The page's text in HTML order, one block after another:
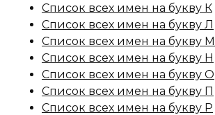
Список всех имен на букву К
Список всех имен на букву Л
Список всех имен на букву М
Список всех имен на букву Н
Список всех имен на букву О
Список всех имен на букву П
Список всех имен на букву Р